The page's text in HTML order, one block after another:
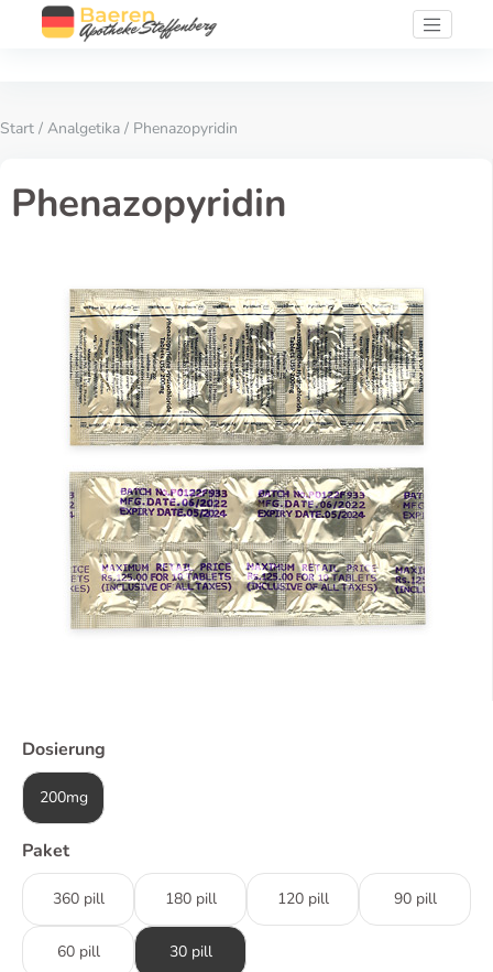
Start / Analgetika / Phenazopyridin
Phenazopyridin
Dosierung
200mg
Paket
360 pill 180 pill 120 pill 90 pill
60 pill 30 pill